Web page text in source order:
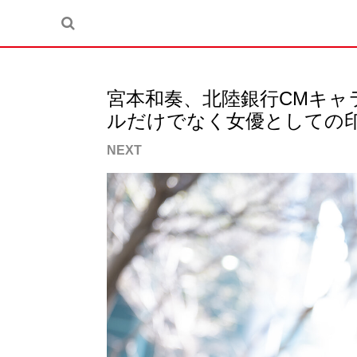
宮本和奏、北陸銀行CMキ
ルだけでなく女優としての
NEXT